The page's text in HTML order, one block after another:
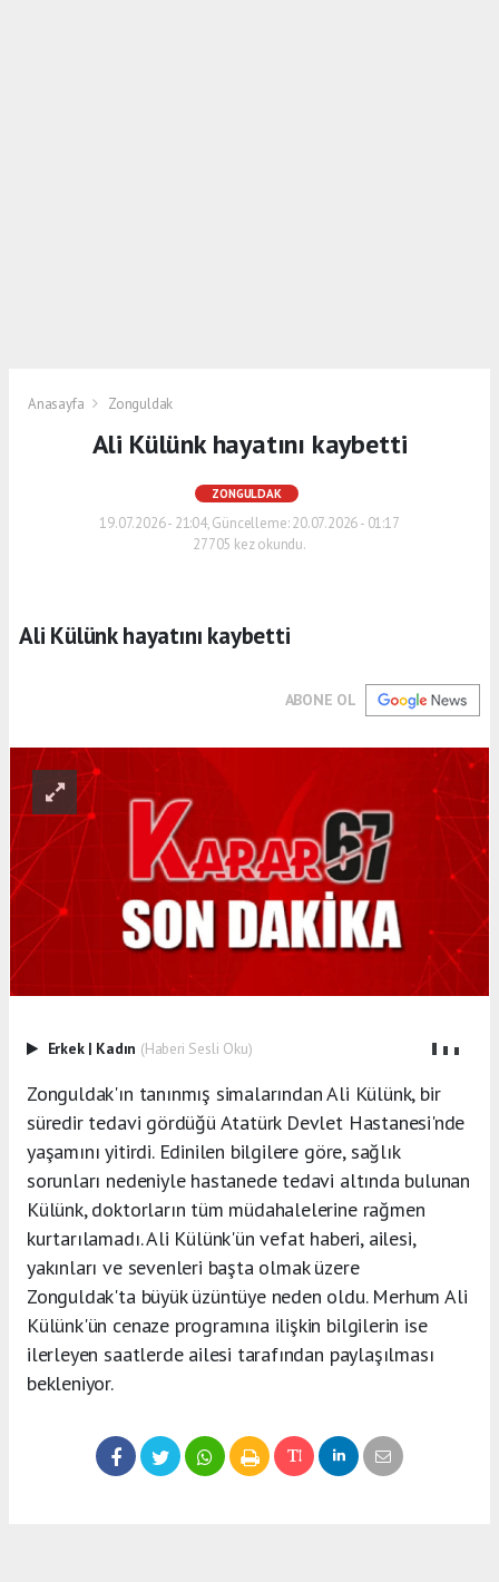
Anasayfa Zonguldak
Ali Külünk hayatını kaybetti
ZONGULDAK
19.07.2026 - 21:04, Güncelleme: 20.07.2026 - 01:17
27705 kez okundu.
Ali Külünk hayatını kaybetti
ABONE OL
Erkek | Kadın (Haberi Sesli Oku)
Zonguldak'ın tanınmış simalarından Ali Külünk, bir
süredir tedavi gördüğü Atatürk Devlet Hastanesi'nde
yaşamını yitirdi. Edinilen bilgilere göre, sağlık
sorunları nedeniyle hastanede tedavi altında bulunan
Külünk, doktorların tüm müdahalelerine rağmen
kurtarılamadı. Ali Külünk'ün vefat haberi, ailesi,
yakınları ve sevenleri başta olmak üzere
Zonguldak'ta büyük üzüntüye neden oldu. Merhum Ali
Külünk'ün cenaze programına ilişkin bilgilerin ise
ilerleyen saatlerde ailesi tarafından paylaşılması
bekleniyor.